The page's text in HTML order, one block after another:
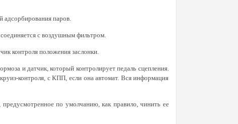
адсорбирования паров.
с воздушным фильтром.
контроля положения заслонки.
и датчик, который контролирует педаль сцепления.
контроля, с КПП, если она автомат. Вся информация
предусмотренное по умолчанию, как правило, чинить ее